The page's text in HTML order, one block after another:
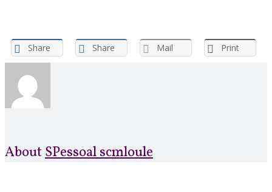
Share Share Mail Print
AboutSPessoal scmloule